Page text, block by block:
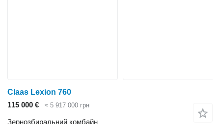
Claas Lexion 760
115 000 €
≈ 5 917 000 грн
Зернозбиральний комбайн